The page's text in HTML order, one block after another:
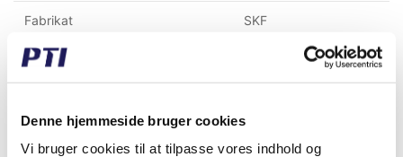
Denne hjemmeside bruger cookies
Vi bruger cookies til at tilpasse vores indhold og
Fabrikat SKF
Vægt (gram)
Toldtariff nummer